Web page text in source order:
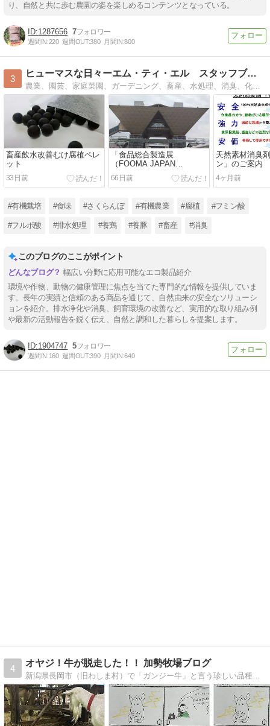
り、自然と共に歩む農園の姿を楽しめるコンテンツとなっている。
1287656 7
週間IN:220 週間OUT:380 月間IN:800
3
ヒューマスな日々ーエム・ティ・エル スタッフブログ
農業、園芸、家庭菜園、ガーデニング、畜産、水処理、消臭、化粧品、食品・・など幅広い用途を持つ、天然腐植資材「ヒューマス」製品のあれこれを紹介します。
畜産飲水改善むけ腐植ペレ
ット
33日前
「食品総合製造展
（FOOMA JAPAN
2026）」を訪ねてきました
66日前
天然素材消臭
ン」のご案内
4ヶ月前
#有機栽培 #食味 #さくらんぼ #有機農業 #腐植 #フミン酸
#フルボ酸 #排水処理 #養鶏 #養豚 #畜産 #消臭
このブログのここがポイント
幅広い分野に応用可能なエコ製品紹介
環境や作物、動物の健康管理に焦点を当てた専門的な情報を提供していま
す。長年の実績と信頼のある商品を通じて、自然由来の安全なソリューシ
ョンを紹介。排水浄化や消臭、飼育環境の改善など、実用的な取り組み例
や最新の活動報告を鋭く伝え、自然と調和した暮らしを提案します。
1904747 5
週間IN:160 週間OUT:390 月間IN:640
4
オヤジ！牛が脱走した！！ 加勢牧場ブログ